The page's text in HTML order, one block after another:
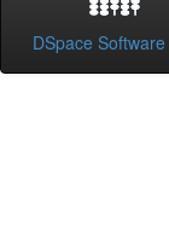
DSpace Software